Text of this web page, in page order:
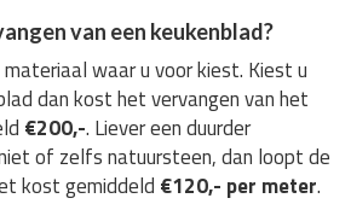
van een keukenblad?
waar u voor kiest. Kiest u
dan kost het vervangen van het
€200,-. Liever een duurder
of zelfs natuursteen, dan loopt de
kost gemiddeld €120,- per meter.